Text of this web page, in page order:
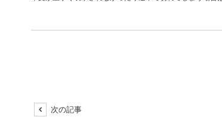
次の記事